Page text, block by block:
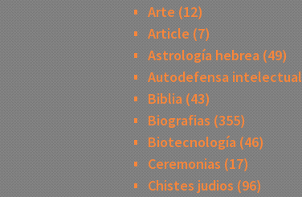
Arte (12)
Article (7)
Astrología hebrea (49)
Autodefensa intelectual
Biblia (43)
Biografias (355)
Biotecnología (46)
Ceremonias (17)
Chistes judios (96)